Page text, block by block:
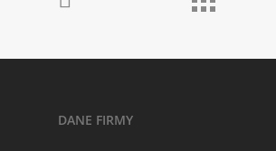
DANE FIRMY